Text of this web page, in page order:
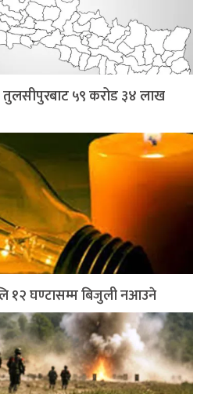
तुलसीपुरबाट ५९ करोड ३४ लाख
१२ घण्टासम्म बिजुली नआउने